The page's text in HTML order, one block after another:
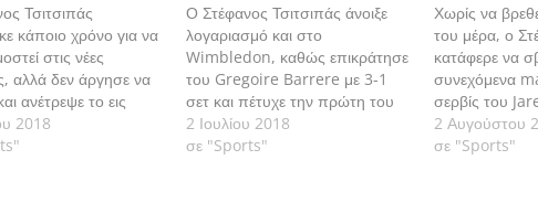
Τσιτσιπάς
κάποιο χρόνο για να
στις νέες
αλλά δεν άργησε να
ανέτρεψε το εις
3-6, για να κερδίσει
Smith στον
2018
Ο Στέφανος Τσιτσιπάς άνοιξε
λογαριασμό και στο
Wimbledon, καθώς επικράτησε
του Gregoire Barrere με 3-1
σετ και πέτυχε την πρώτη του
νίκη στο All England Club.
2 Ιουλίου 2018
σε "Sports"
Χωρίς να
του μέρα, ο
κατάφερε να
συνεχόμενα
σερβίς του
να κερδίσει
φορά τον
2 Αυγούστου
σε "Sports"